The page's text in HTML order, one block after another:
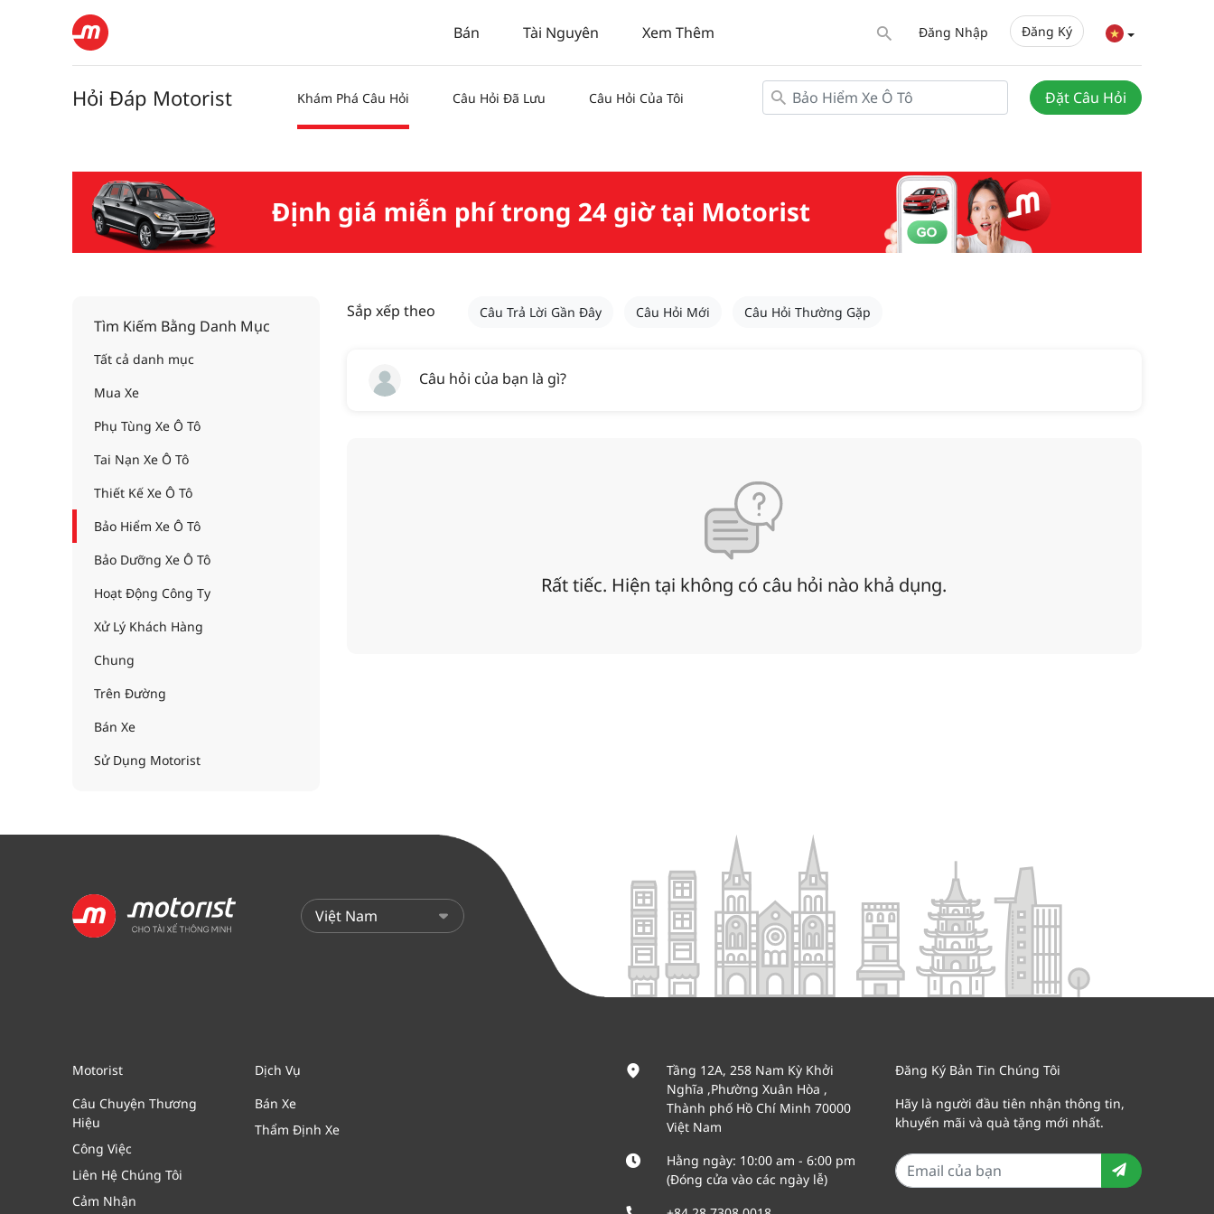
Bán Tài Nguyên Xem Thêm Đăng Nhập Đăng Ký
Hỏi Đáp Motorist Khám Phá Câu Hỏi Câu Hỏi Đã Lưu Câu Hỏi Của Tôi Đặt Câu Hỏi
Tìm Kiếm Bằng Danh Mục
Tất cả danh mục
Mua Xe
Phụ Tùng Xe Ô Tô
Tai Nạn Xe Ô Tô
Thiết Kế Xe Ô Tô
Bảo Hiểm Xe Ô Tô
Bảo Dưỡng Xe Ô Tô
Hoạt Động Công Ty
Xử Lý Khách Hàng
Chung
Trên Đường
Bán Xe
Sử Dụng Motorist
Sắp xếp theo Câu Trả Lời Gần Đây Câu Hỏi Mới Câu Hỏi Thường Gặp
Câu hỏi của bạn là gì?
Rất tiếc. Hiện tại không có câu hỏi nào khả dụng.
Motorist
Câu Chuyện Thương
Hiệu
Công Việc
Liên Hệ Chúng Tôi
Cảm Nhận
Dịch Vụ
Bán Xe
Thẩm Định Xe
Tầng 12A, 258 Nam Kỳ Khởi
Nghĩa ,Phường Xuân Hòa ,
Thành phố Hồ Chí Minh 70000
Việt Nam
Hằng ngày: 10:00 am - 6:00 pm
(Đóng cửa vào các ngày lễ)
Đăng Ký Bản Tin Chúng Tôi
Hãy là người đầu tiên nhận thông tin,
khuyến mãi và quà tặng mới nhất.